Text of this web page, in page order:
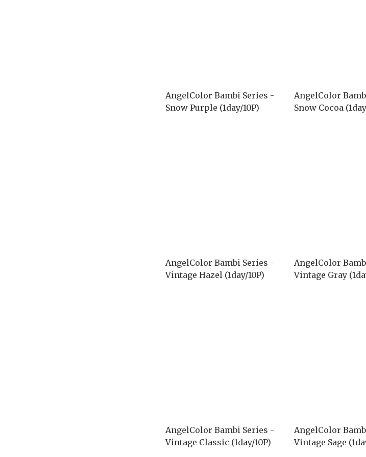
AngelColor Bambi Series -
Snow Purple (1day/10P)
AngelColor
Snow Cocoa
AngelColor Bambi Series -
Vintage Hazel (1day/10P)
AngelColor
Vintage Gray
AngelColor Bambi Series -
Vintage Classic (1day/10P)
AngelColor
Vintage Sage